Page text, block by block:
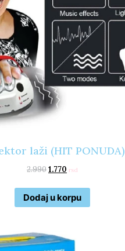
laži (HIT PONUDA)
2.9901.770 rsd
Dodaj u korpu